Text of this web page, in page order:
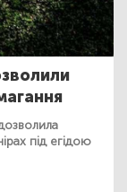
під егідою